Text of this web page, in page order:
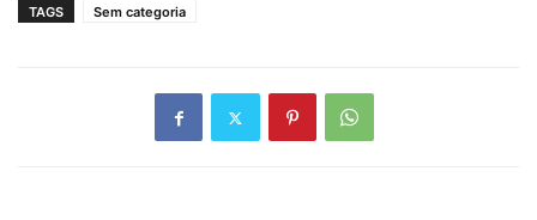
TAGS Sem categoria